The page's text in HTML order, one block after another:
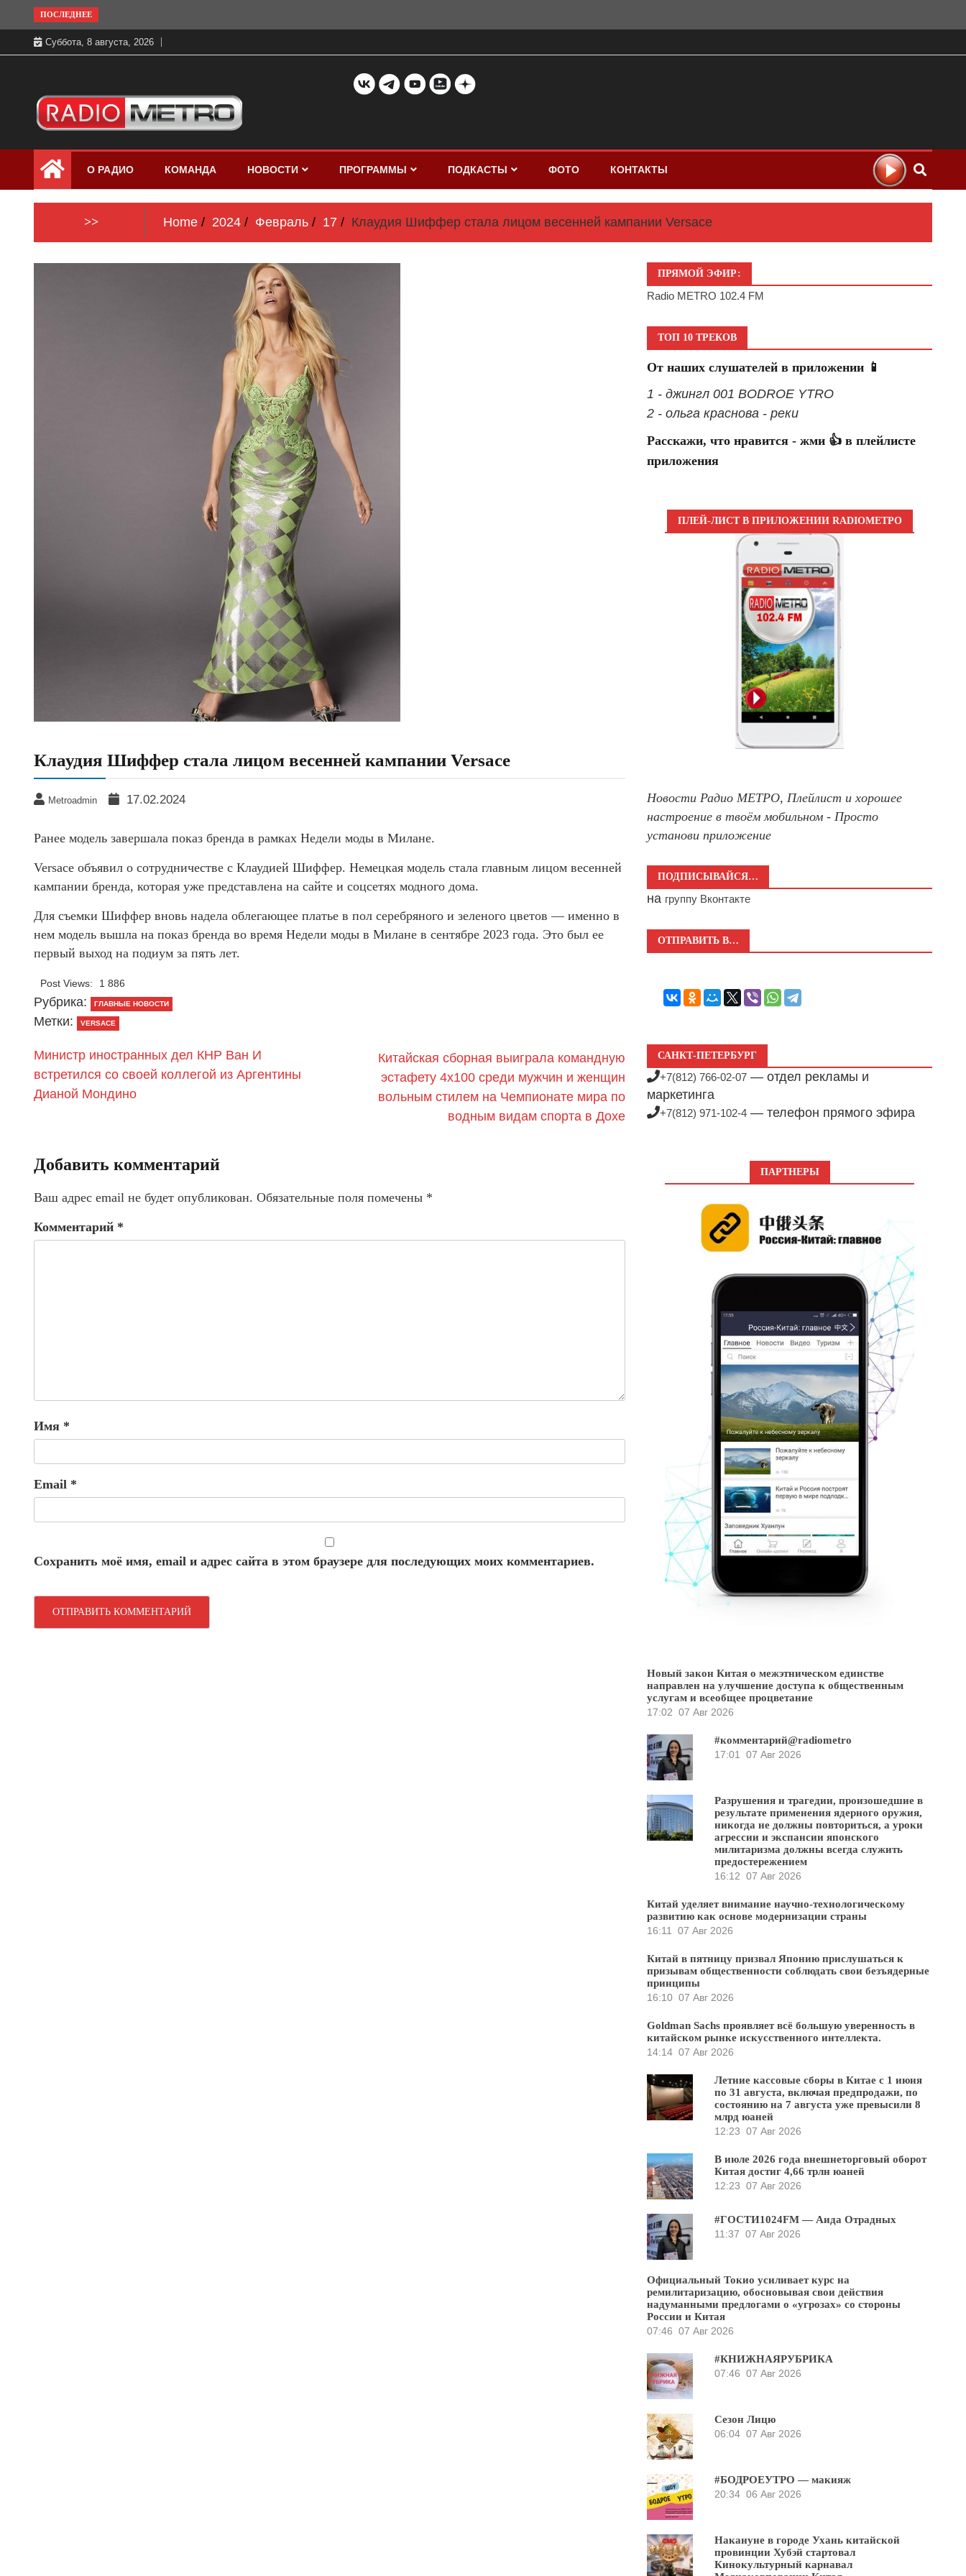
to
content
ПОСЛЕДНЕЕ
Суббота, 8 августа, 2026
Радио МЕТРО
бесплатно в хорошем качестве Санкт-
Петербург и Россия
О РАДИО КОМАНДА НОВОСТИ ПРОГРАММЫ ПОДКАСТЫ ФОТО КОНТАКТЫ
>> Home 2024 Февраль 17 Клаудия Шиффер стала лицом весенней кампании Versace
Клаудия Шиффер стала лицом весенней кампании Versace
Metroadmin 17.02.2024
Ранее модель завершала показ бренда в рамках Недели моды в Милане.
Versace объявил о сотрудничестве с Клаудией Шиффер. Немецкая модель стала главным лицом весенней
кампании бренда, которая уже представлена на сайте и соцсетях модного дома.
Для съемки Шиффер вновь надела облегающее платье в пол серебряного и зеленого цветов — именно в
нем модель вышла на показ бренда во время Недели моды в Милане в сентябре 2023 года. Это был ее
первый выход на подиум за пять лет.
Post Views: 1 886
Рубрика: ГЛАВНЫЕ НОВОСТИ
Метки: VERSACE
Министр иностранных дел КНР Ван И
встретился со своей коллегой из Аргентины
Дианой Мондино
Китайская сборная выиграла командную
эстафету 4х100 среди мужчин и женщин
вольным стилем на Чемпионате мира по
водным видам спорта в Дохе
Добавить комментарий
Ваш адрес email не будет опубликован. Обязательные поля помечены *
Комментарий *
Имя *
Email *
Сохранить моё имя, email и адрес сайта в этом браузере для последующих моих комментариев.
ПРЯМОЙ ЭФИР:
Radio METRO 102.4 FM
ТОП 10 ТРЕКОВ
От наших слушателей в приложении 📱
1 - джингл 001 BODROE YTRO
2 - ольга краснова - реки
Расскажи, что нравится - жми 👍 в плейлисте
приложения
ПЛЕЙ-ЛИСТ В ПРИЛОЖЕНИИ RADIOМЕТРО
Новости Радио МЕТРО, Плейлист и хорошее
настроение в твоём мобильном - Просто
установи приложение
ПОДПИСЫВАЙСЯ…
на группу Вконтакте
ОТПРАВИТЬ В…
САНКТ-ПЕТЕРБУРГ
+7(812) 766-02-07 — отдел рекламы и
маркетинга
+7(812) 971-102-4 — телефон прямого эфира
ПАРТНЕРЫ
Новый закон Китая о межэтническом единстве
направлен на улучшение доступа к общественным
услугам и всеобщее процветание
17:02 07 Авг 2026
#комментарий@radiometro
17:01
07 Авг 2026
Разрушения и трагедии, произошедшие в
результате применения ядерного оружия,
никогда не должны повториться, а уроки
агрессии и экспансии японского
милитаризма должны всегда служить
предостережением
16:12 07 Авг 2026
Китай уделяет внимание научно-технологическому
развитию как основе модернизации страны
16:11
07 Авг 2026
Китай в пятницу призвал Японию прислушаться к
призывам общественности соблюдать свои безъядерные
принципы
16:10 07 Авг 2026
Goldman Sachs проявляет всё большую уверенность в
китайском рынке искусственного интеллекта.
14:14 07 Авг 2026
Летние кассовые сборы в Китае с 1 июня
по 31 августа, включая предпродажи, по
состоянию на 7 августа уже превысили 8
млрд юаней
12:23 07 Авг 2026
В июле 2026 года внешнеторговый оборот
Китая достиг 4,66 трлн юаней
12:23 07 Авг 2026
#ГОСТИ1024FM — Аида Отрадных
11:37 07 Авг 2026
Официальный Токио усиливает курс на
ремилитаризацию, обосновывая свои действия
надуманными предлогами о «угрозах» со стороны
России и Китая
07:46 07 Авг 2026
#КНИЖНАЯРУБРИКА
07:46 07 Авг 2026
Сезон Лицю
06:04 07 Авг 2026
#БОДРОЕУТРО — макияж
20:34 06 Авг 2026
Накануне в городе Ухань китайской
провинции Хубэй стартовал
Кинокультурный карнавал